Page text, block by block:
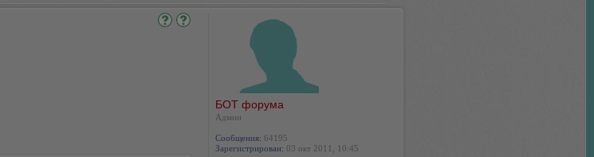
БОТ форума
Админ
Сообщения: 64195
Зарегистрирован: 03 окт 2011, 10:45